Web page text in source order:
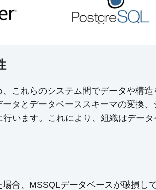
これらのシステム間でデータや構
タとデータベーススキーマの変換
います。これにより、組織はデー
合、MSSQLデータベースが破損し